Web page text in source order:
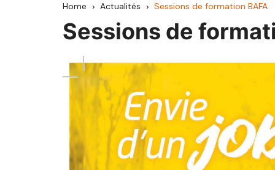
Pays d’Héricourt
Mille Étangs
Pays de Lure
Home Actualités Sessions de formation BAFA
Sessions de